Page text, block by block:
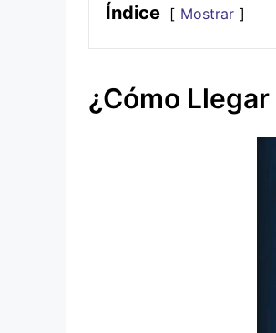
Índice Mostrar
¿Cómo